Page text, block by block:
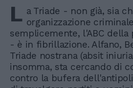
L a Triade - non già, sia
organizzazione
semplicemente, l'ABC della
- è in fibrillazione. Alfano,
Triade nostrana (absit
insomma, sta cercando di
contro la bufera